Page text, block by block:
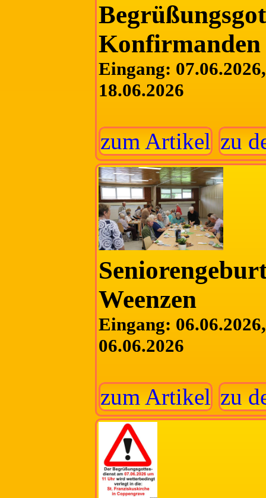
Konfirmanden
Eingang:
18.06.2026
zum Artikel zu
Weenzen
Eingang:
06.06.2026
zum Artikel zu